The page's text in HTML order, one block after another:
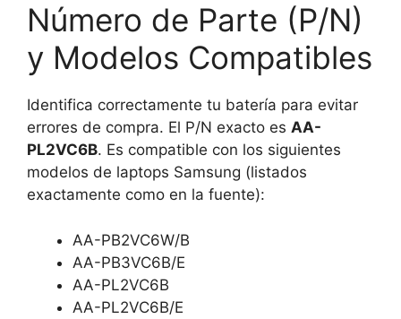
Número de Parte (P/N)
y Modelos Compatibles
Identifica correctamente tu batería para evitar
errores de compra. El P/N exacto es AA-
PL2VC6B. Es compatible con los siguientes
modelos de laptops Samsung (listados
exactamente como en la fuente):
AA-PB2VC6W/B
AA-PB3VC6B/E
AA-PL2VC6B
AA-PL2VC6B/E